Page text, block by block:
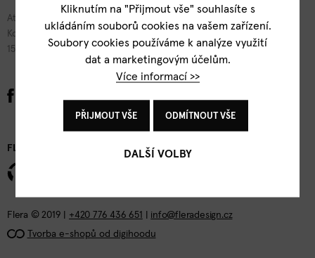
Atelier Flera
Kotevní 1277/2
150 00 Praha 5
FLERA DESIGN
Flera © 2019 | +420 776 436 651
info@fleradesign.cz
Tvorba e-shopů od digihoodu
Kliknutím na "Přijmout vše" souhlasíte s
ukládáním souborů cookies na vašem zařízení.
Soubory cookies používáme k analýze využití
dat a marketingovým účelům.
Více informací >>
PŘIJMOUT VŠE ODMÍTNOUT VŠE
DALŠÍ VOLBY